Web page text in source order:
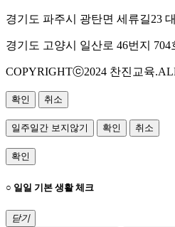
경기도 파주시 광탄면 세류길23
경기도 고양시 일산로 46번지 704
COPYRIGHTⓒ2024 찬진교육
확인 취소
일주일간 보지않기 확인 취소
확인
○ 일일 기본 생활 체크
닫기